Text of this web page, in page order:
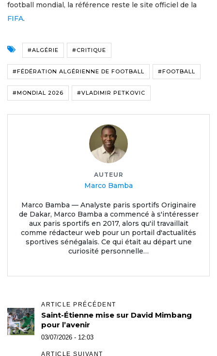
football mondial, la référence reste le site officiel de la
FIFA.
#ALGÉRIE #CRITIQUE
#FÉDÉRATION ALGÉRIENNE DE FOOTBALL #FOOTBALL
#MONDIAL 2026 #VLADIMIR PETKOVIC
AUTEUR
Marco Bamba
Marco Bamba — Analyste paris sportifs Originaire
de Dakar, Marco Bamba a commencé à s'intéresser
aux paris sportifs en 2017, alors qu'il travaillait
comme rédacteur web pour un portail d'actualités
sportives sénégalais. Ce qui était au départ une
curiosité personnelle…
ARTICLE PRÉCÉDENT
Saint-Étienne mise sur David Mimbang
pour l’avenir
03/07/2026 - 12:03
ARTICLE SUIVANT